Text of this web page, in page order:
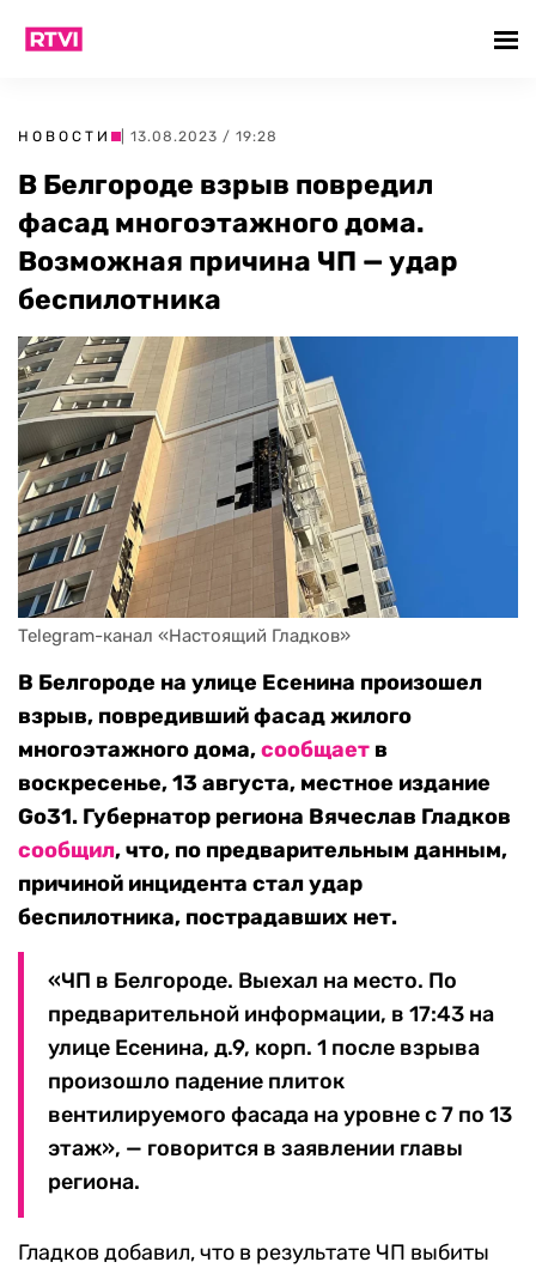
НОВОСТИ | 13.08.2023 / 19:28
В Белгороде взрыв повредил
фасад многоэтажного дома.
Возможная причина ЧП — удар
беспилотника
Telegram-канал «Настоящий Гладков»
В Белгороде на улице Есенина произошел
взрыв, повредивший фасад жилого
многоэтажного дома,сообщает в
воскресенье, 13 августа, местное издание
Go31. Губернатор региона Вячеслав Гладков
сообщил, что, по предварительным данным,
причиной инцидента стал удар
беспилотника, пострадавших нет.
«ЧП в Белгороде. Выехал на место. По
предварительной информации, в 17:43 на
улице Есенина, д.9, корп. 1 после взрыва
произошло падение плиток
вентилируемого фасада на уровне с 7 по 13
этаж», — говорится в заявлении главы
региона.
Гладков добавил, что в результате ЧП выбиты